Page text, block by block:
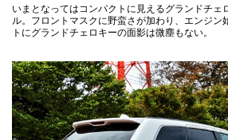
いまとなってはコンパクトに見えるグランドチェ
ル。フロントマスクに野蛮さが加わり、エンジン
トにグランドチェロキーの面影は微塵もない。